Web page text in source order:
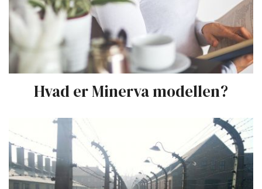
Hvad er Minerva modellen?